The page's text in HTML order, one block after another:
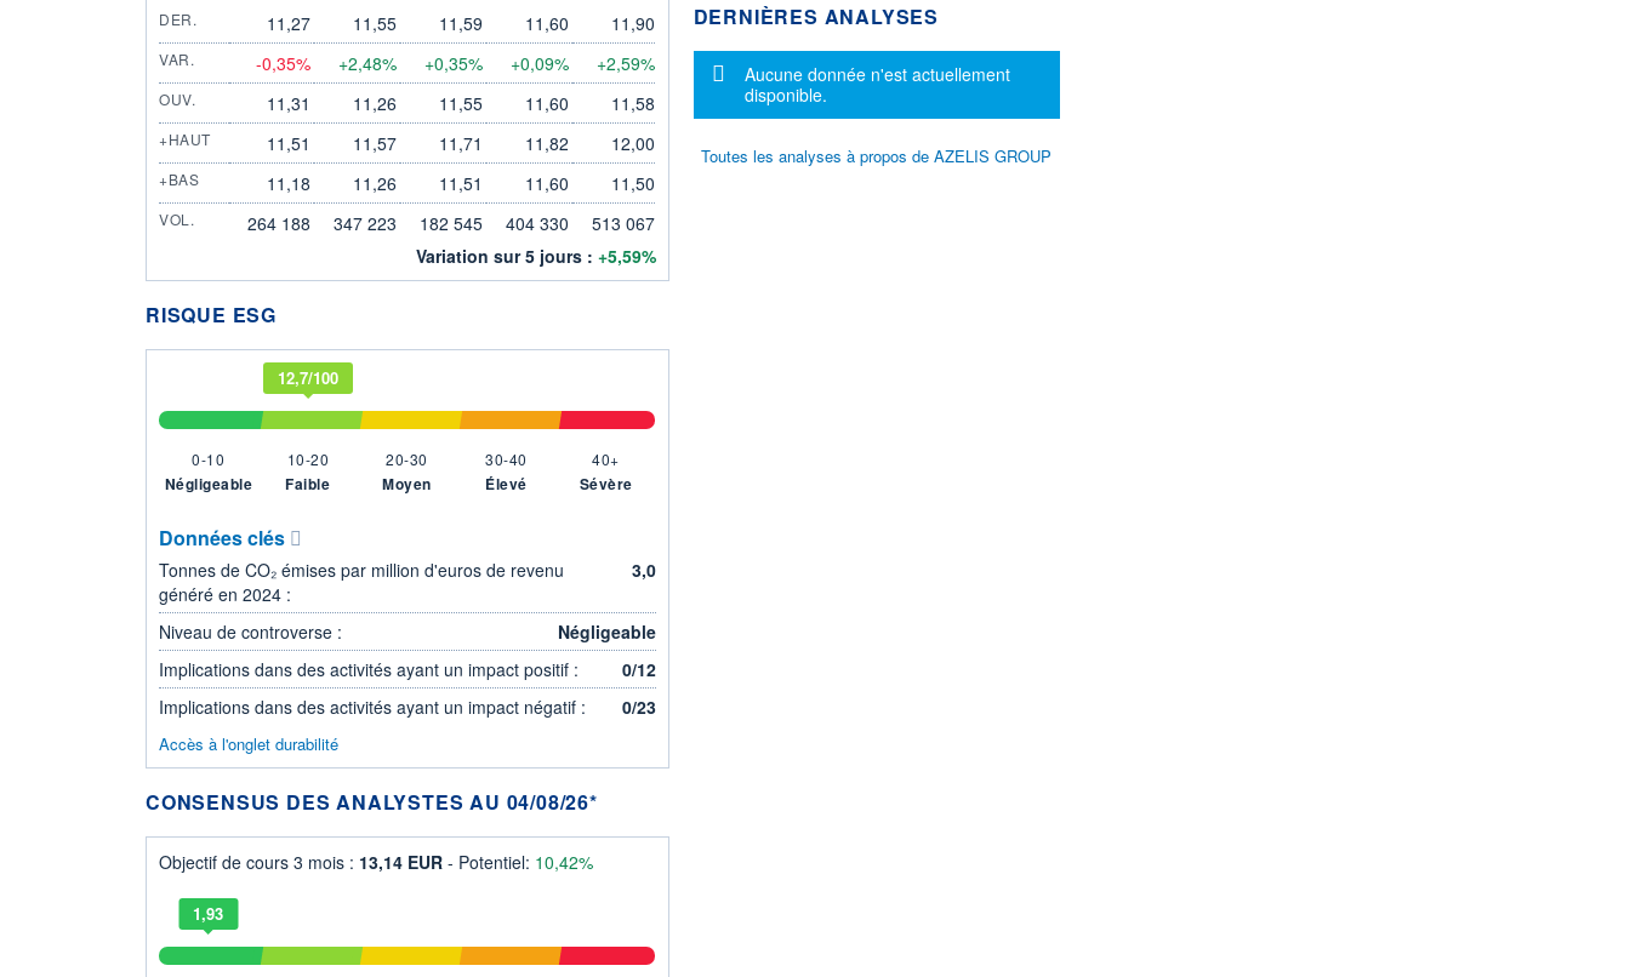
DER.
11,27 11,55 11,59 11,60 11,90
VAR. -0,35% +2,48% +0,35% +0,09% +2,59%
OUV. 11,31 11,26 11,55 11,60 11,58
+HAUT 11,51 11,57 11,71 11,82 12,00
+BAS 11,18 11,26 11,51 11,60 11,50
VOL. 264 188 347 223 182 545 404 330
513 067
Variation sur 5 jours : +5,59%
RISQUE ESG
0-10
Négligeable
12,7/100
10-20
Faible
20-30
Moyen
30-40
Élevé
40+
Sévère
Données clés
Tonnes de CO₂ émises par million d'euros de revenu
généré en 2024 :
3,0
Niveau de controverse :
Négligeable
Implications dans des activités ayant un impact positif :
0/12
Implications dans des activités ayant un impact négatif :
0/23
Accès à l'onglet durabilité
CONSENSUS DES ANALYSTES AU 04/08/26*
Objectif de cours 3 mois : 13,14 EUR - Potentiel: 10,42%
1,93
DERNIÈRES ANALYSES
Message d'information
Aucune donnée n'est actuellement
disponible.
Toutes les analyses à propos de AZELIS GROUP